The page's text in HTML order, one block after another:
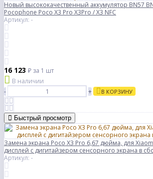
Новый высококачественный аккумулятор BN57
Pocophone Poco X3 Pro X3Pro / X3 NFC
Артикул: -
16 123 ₽ за 1 шт
В наличии
-
+ В КОРЗИНУ
Быстрый просмотр
Замена экрана Poco X3 Pro 6,67 дюйма, для
дисплей с дигитайзером сенсорного экрана в
Артикул: -